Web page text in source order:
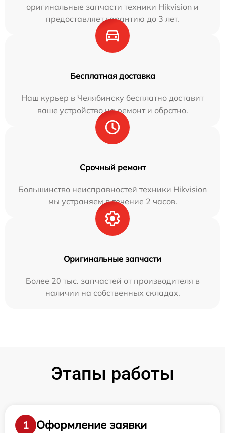
оригинальные запчасти техники Hikvision и
предоставляет гарантию до 3 лет.
Бесплатная доставка
Наш курьер в Челябинску бесплатно доставит
ваше устройство на ремонт и обратно.
Срочный ремонт
Большинство неисправностей техники Hikvision
мы устраняем в течение 2 часов.
Оригинальные запчасти
Более 20 тыс. запчастей от производителя в
наличии на собственных складах.
Этапы работы
1
Оформление заявки